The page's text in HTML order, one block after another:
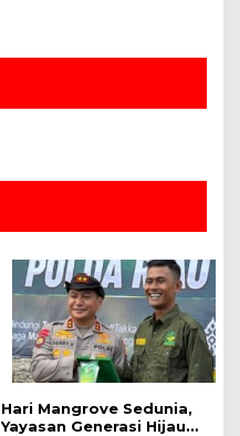
Hari Mangrove Sedunia,
Yayasan Generasi Hijau